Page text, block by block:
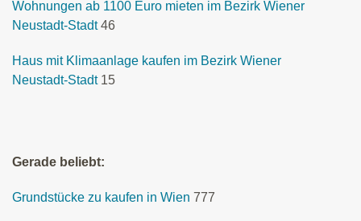
Wohnungen ab 1100 Euro mieten im Bezirk Wiener
Neustadt-Stadt 46
Haus mit Klimaanlage kaufen im Bezirk Wiener
Neustadt-Stadt 15
Gerade beliebt:
Grundstücke zu kaufen in Wien 777